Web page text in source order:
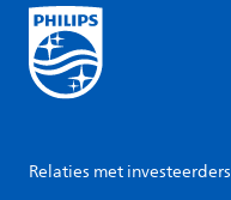
Relaties met investeerders